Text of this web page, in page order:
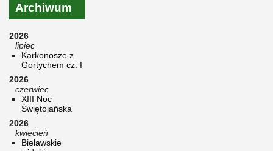
Archiwum
2026
lipiec
Karkonosze z
Gortychem cz. I
2026
czerwiec
XIII Noc
Świętojańska
2026
kwiecień
Bielawskie